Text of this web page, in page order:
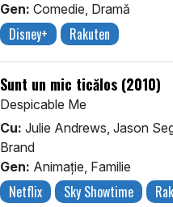
Gen: Comedie, Dramă
Disney+ Rakuten
Sunt un mic ticălos (2010)
Despicable Me
Cu: Julie Andrews, Jason
Brand
Gen: Animaţie, Familie
Netflix Sky Showtime